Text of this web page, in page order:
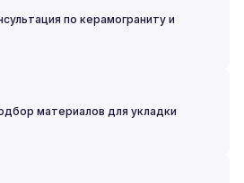
по керамограниту и
материалов для укладки